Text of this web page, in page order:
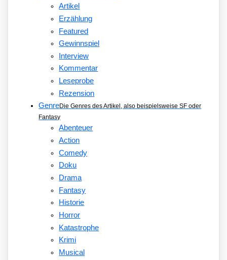
Artikel
Erzählung
Featured
Gewinnspiel
Interview
Kommentar
Leseprobe
Rezension
GenreDie Genres des Artikel, also beispielsweise SF oder
Fantasy
Abenteuer
Action
Comedy
Doku
Drama
Fantasy
Historie
Horror
Katastrophe
Krimi
Musical